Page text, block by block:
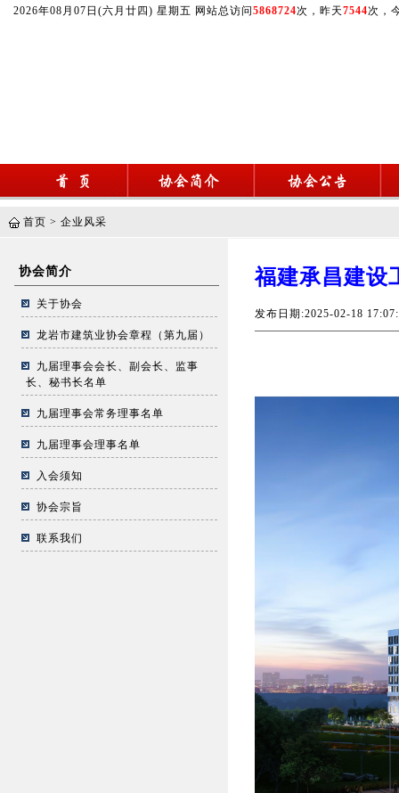
2026年08月07日(六月廿四) 星期五 网站总访问5868724次，昨天7544次，
首页 > 企业风采
协会简介
关于协会
龙岩市建筑业协会章程（第九届）
九届理事会会长、副会长、监事
长、秘书长名单
九届理事会常务理事名单
九届理事会理事名单
入会须知
协会宗旨
联系我们
福建承昌建设
发布日期:2025-02-18